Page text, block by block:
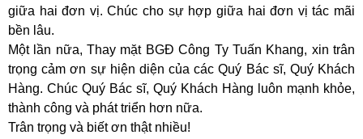
giữa hai đơn vị. Chúc cho sự hợp giữa hai đơn vị tác mãi
bền lâu.
Một lần nữa, Thay mặt BGĐ Công Ty Tuấn Khang, xin trân
trọng cảm ơn sự hiện diện của các Quý Bác sĩ, Quý Khách
Hàng. Chúc Quý Bác sĩ, Quý Khách Hàng luôn mạnh khỏe,
thành công và phát triển hơn nữa.
Trân trọng và biết ơn thật nhiều!